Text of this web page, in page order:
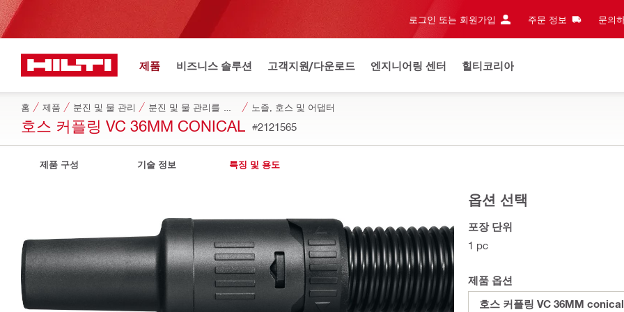
로그인 또는 회원가입 주문 정보 문의
제품 비즈니스 솔루션 고객지원/다운로드 엔지니어링 센터 힐티코리아
홈 제품 분진 및 물 관리 노즐, 호스 및 어댑터
호스 커플링 VC 36MM CONICAL #2121565
제품 구성 기술 정보 특징 및 용도
옵션 선택
포장 단위
1 pc
제품 옵션
호스 커플링 VC 36MM conical